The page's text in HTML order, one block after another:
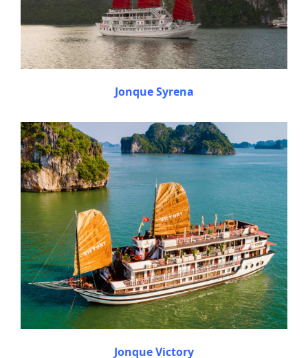
Jonque Syrena
Jonque Victory